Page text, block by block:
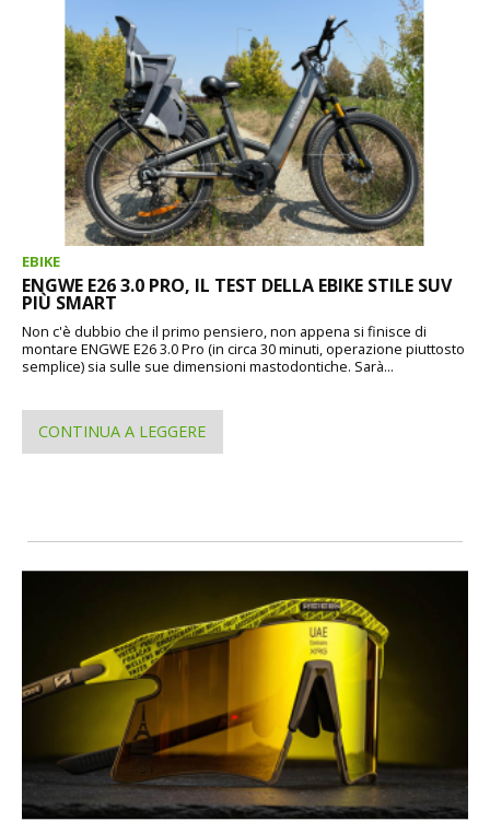
EBIKE
ENGWE E26 3.0 PRO, IL TEST DELLA EBIKE STILE SUV
PIÙ SMART
Non c'è dubbio che il primo pensiero, non appena si finisce di
montare ENGWE E26 3.0 Pro (in circa 30 minuti, operazione piuttosto
semplice) sia sulle sue dimensioni mastodontiche. Sarà...
CONTINUA A LEGGERE